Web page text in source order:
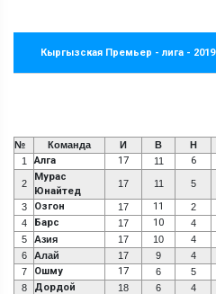
Кыргызская Премьер - лига - 2019
№ Команда И В Н
1
Алга 17 11 6
2
Мурас
Юнайтед
17 11 5
3 Озгон 17 11 2
4 Барс 17 10 4
5 Азия 17 10 4
6
Алай 17 9 4
7
Ошму 17 6 5
8 Дордой 18 6 4